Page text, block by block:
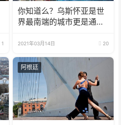
1
你知道么？乌斯怀亚是世
界最南端的城市更是通往
2021年03月14日 20
阿根廷